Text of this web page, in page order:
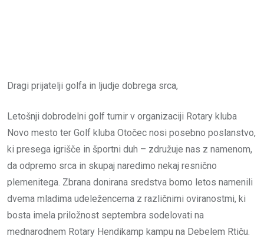
Dragi prijatelji golfa in ljudje dobrega srca,
Letošnji dobrodelni golf turnir v organizaciji Rotary kluba
Novo mesto ter Golf kluba Otočec nosi posebno poslanstvo,
ki presega igrišče in športni duh – združuje nas z namenom,
da odpremo srca in skupaj naredimo nekaj resnično
plemenitega. Zbrana donirana sredstva bomo letos namenili
dvema mladima udeležencema z različnimi oviranostmi, ki
bosta imela priložnost septembra sodelovati na
mednarodnem Rotary Hendikamp kampu na Debelem Rtiču.